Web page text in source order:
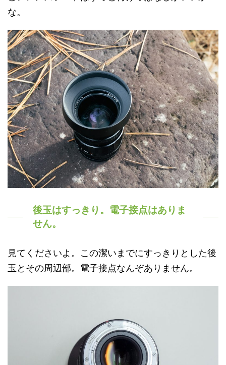
な。
後玉はすっきり。電子接点はありま
せん。
見てくださいよ。この潔いまでにすっきりとした後
玉とその周辺部。電子接点なんぞありません。